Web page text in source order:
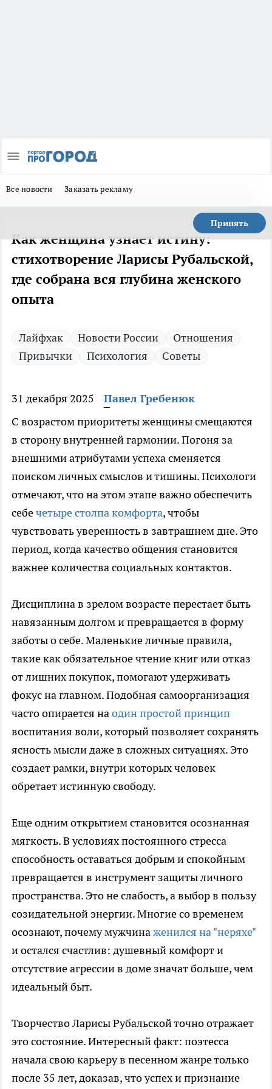
Все новости Заказать рекламу
Принять
Как женщина узнает истину:
стихотворение Ларисы Рубальской,
где собрана вся глубина женского
опыта
Лайфхак Новости России
Отношения
Привычки
Психология Советы
31 декабря 2025
Павел Гребенюк
С возрастом приоритеты женщины смещаются
в сторону внутренней гармонии. Погоня за
внешними атрибутами успеха сменяется
поиском личных смыслов и тишины. Психологи
отмечают, что на этом этапе важно обеспечить
себечетыре столпа комфорта, чтобы
чувствовать уверенность в завтрашнем дне. Это
период, когда качество общения становится
важнее количества социальных контактов.
Дисциплина в зрелом возрасте перестает быть
навязанным долгом и превращается в форму
заботы о себе. Маленькие личные правила,
такие как обязательное чтение книг или отказ
от лишних покупок, помогают удерживать
фокус на главном. Подобная самоорганизация
часто опирается наодин простой принцип
воспитания воли, который позволяет сохранять
ясность мысли даже в сложных ситуациях. Это
создает рамки, внутри которых человек
обретает истинную свободу.
Еще одним открытием становится осознанная
мягкость. В условиях постоянного стресса
способность оставаться добрым и спокойным
превращается в инструмент защиты личного
пространства. Это не слабость, а выбор в пользу
созидательной энергии. Многие со временем
осознают, почему мужчинаженился на "неряхе"
и остался счастлив: душевный комфорт и
отсутствие агрессии в доме значат больше, чем
идеальный быт.
Творчество Ларисы Рубальской точно отражает
это состояние. Интересный факт: поэтесса
начала свою карьеру в песенном жанре только
после 35 лет, доказав, что успех и признание